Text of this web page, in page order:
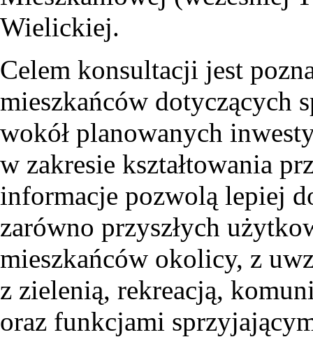
Wielickiej.
Celem konsultacji jest
mieszkańców dotyczących
wokół planowanych
w zakresie kształtowania
informacje pozwolą lepiej
zarówno przyszłych
mieszkańców okolicy, z
z zielenią, rekreacją,
oraz funkcjami